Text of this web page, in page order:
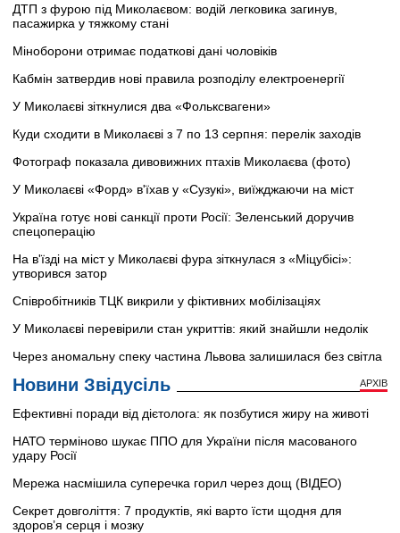
ДТП з фурою під Миколаєвом: водій легковика загинув,
пасажирка у тяжкому стані
Міноборони отримає податкові дані чоловіків
Кабмін затвердив нові правила розподілу електроенергії
У Миколаєві зіткнулися два «Фольксвагени»
Куди сходити в Миколаєві з 7 по 13 серпня: перелік заходів
Фотограф показала дивовижних птахів Миколаєва (фото)
У Миколаєві «Форд» в'їхав у «Сузукі», виїжджаючи на міст
Україна готує нові санкції проти Росії: Зеленський доручив
спецоперацію
На в'їзді на міст у Миколаєві фура зіткнулася з «Міцубісі»:
утворився затор
Співробітників ТЦК викрили у фіктивних мобілізаціях
У Миколаєві перевірили стан укриттів: який знайшли недолік
Через аномальну спеку частина Львова залишилася без світла
Новини Звідусіль АРХІВ
Ефективні поради від дієтолога: як позбутися жиру на животі
НАТО терміново шукає ППО для України після масованого
удару Росії
Мережа насмішила суперечка горил через дощ (ВІДЕО)
Секрет довголіття: 7 продуктів, які варто їсти щодня для
здоров’я серця і мозку